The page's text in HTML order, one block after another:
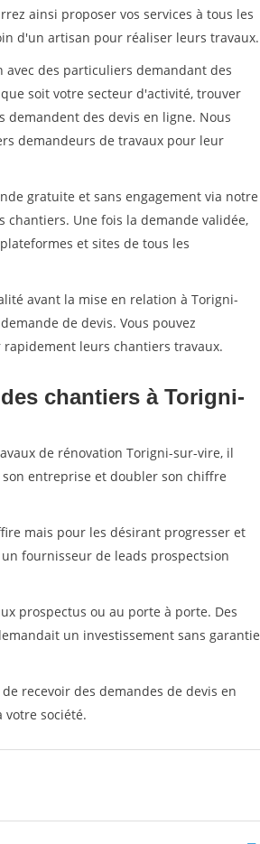
ainsi proposer vos services à tous les
d'un artisan pour réaliser leurs travaux.
des particuliers demandant des
soit votre secteur d'activité, trouver
des devis en ligne. Nous
demandeurs de travaux pour leur
gratuite et sans engagement via notre
Une fois la demande validée,
et sites de tous les
avant la mise en relation à Torigni-
de devis. Vous pouvez
leurs chantiers travaux.
chantiers à Torigni-
de rénovation Torigni-sur-vire, il
entreprise et doubler son chiffre
mais pour les désirant progresser et
fournisseur de leads prospectsion
prospectus ou au porte à porte. Des
un investissement sans garantie
recevoir des demandes de devis en
société.